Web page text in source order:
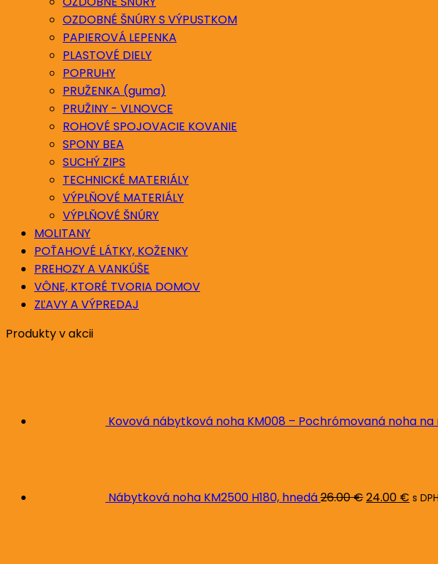
OZDOBNÉ ŠNÚRY S VÝPUSTKOM
PAPIEROVÁ LEPENKA
PLASTOVÉ DIELY
POPRUHY
PRUŽENKA (guma)
PRUŽINY - VLNOVCE
ROHOVÉ SPOJOVACIE KOVANIE
SPONY BEA
SUCHÝ ZIPS
TECHNICKÉ MATERIÁLY
VÝPLŇOVÉ MATERIÁLY
VÝPLŇOVÉ ŠNÚRY
MOLITANY
POŤAHOVÉ LÁTKY, KOŽENKY
PREHOZY A VANKÚŠE
VÔNE, KTORÉ TVORIA DOMOV
ZĽAVY A VÝPREDAJ
Produkty v akcii
Kovová nábytková noha KM008 – Pochrómovaná noha
Nábytková noha KM2500 H180, hnedá26.00€26.00 €.
24.00 € s DPH